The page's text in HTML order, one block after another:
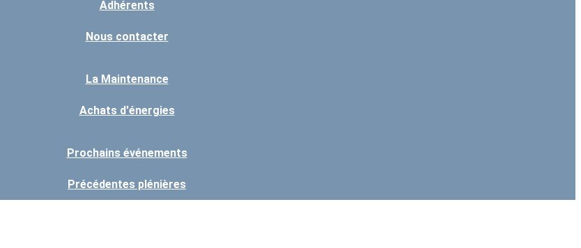
Adhérents
Nous contacter
La Maintenance
Achats d'énergies
Prochains événements
Précédentes plénières